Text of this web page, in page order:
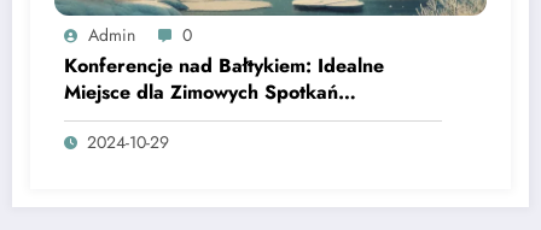
Admin 0
Konferencje nad Bałtykiem: Idealne
Miejsce dla Zimowych Spotkań
Biznesowych
2024-10-29